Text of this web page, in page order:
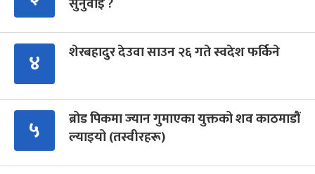
४ शेरबहादुर देउवा साउन २६ गते स्वदेश फर्किने
५
ब्रोड पिकमा ज्यान गुमाएका युक्तको शव काठमाडौं
ल्याइयो (तस्वीरहरू)